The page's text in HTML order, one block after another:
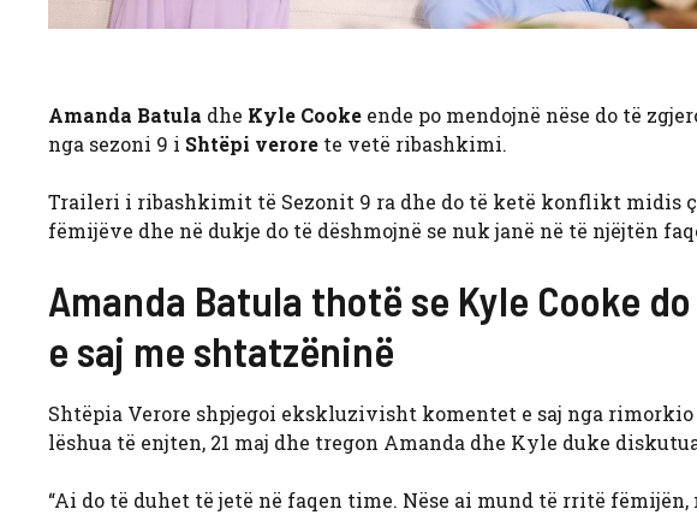
Amanda Batula dhe Kyle Cooke ende po mendojnë nëse do të
nga sezoni 9 i Shtëpi verore te vetë ribashkimi.
Traileri i ribashkimit të Sezonit 9 ra dhe do të ketë konflikt midis
fëmijëve dhe në dukje do të dëshmojnë se nuk janë në të njëjtën
Amanda Batula thotë se Kyle Cooke
e saj me shtatzëninë
Shtëpia Verore shpjegoi ekskluzivisht komentet e saj nga
lëshua të enjten, 21 maj dhe tregon Amanda dhe Kyle duke
“Ai do të duhet të jetë në faqen time. Nëse ai mund të rritë